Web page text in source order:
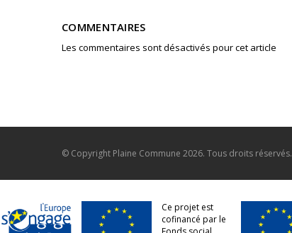
COMMENTAIRES
Les commentaires sont désactivés pour cet article
© Copyright Plaine Commune 2026. Tous droits réservés.
Ce projet est
cofinancé par le